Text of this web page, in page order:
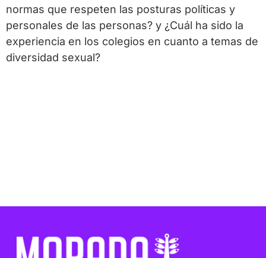
normas que respeten las posturas políticas y
personales de las personas? y ¿Cuál ha sido la
experiencia en los colegios en cuanto a temas de
diversidad sexual?